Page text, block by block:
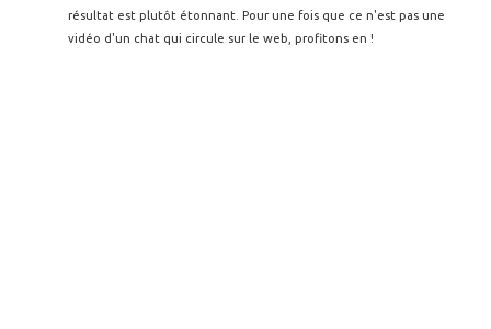
résultat est plutôt étonnant. Pour une fois que ce n'est pas une
vidéo d'un chat qui circule sur le web, profitons en !